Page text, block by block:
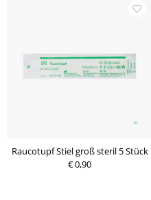
Raucotupf Stiel groß steril 5 Stück
€ 0,90